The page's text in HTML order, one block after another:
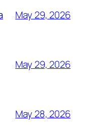
May 29, 2026
May 29, 2026
May 28, 2026